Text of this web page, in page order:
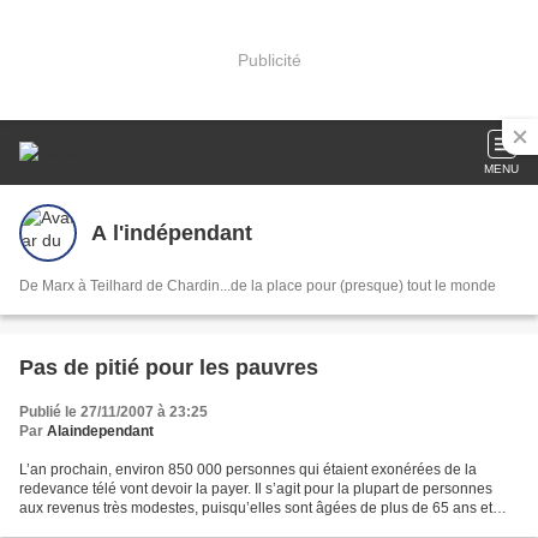
Publicité
MENU
A l'indépendant
De Marx à Teilhard de Chardin...de la place pour (presque) tout le monde
Pas de pitié pour les pauvres
Publié le 27/11/2007 à 23:25
Par Alaindependant
L’an prochain, environ 850 000 personnes qui étaient exonérées de la
redevance télé vont devoir la payer. Il s’agit pour la plupart de personnes
aux revenus très modestes, puisqu’elles sont âgées de plus de 65 ans et